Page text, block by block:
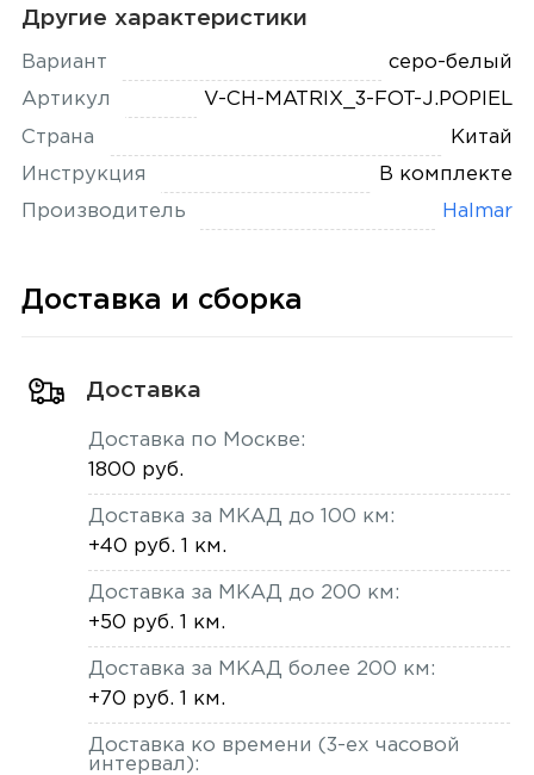
Другие характеристики
Вариант серо-белый
Артикул V-CH-MATRIX_3-FOT-J.POPIEL
Страна Китай
Инструкция В комплекте
Производитель Halmar
Доставка и сборка
Доставка
Доставка по Москве:
1800 руб.
Доставка за МКАД до 100 км:
+40 руб. 1 км.
Доставка за МКАД до 200 км:
+50 руб. 1 км.
Доставка за МКАД более 200 км:
+70 руб. 1 км.
Доставка ко времени (3-ех часовой
интервал):